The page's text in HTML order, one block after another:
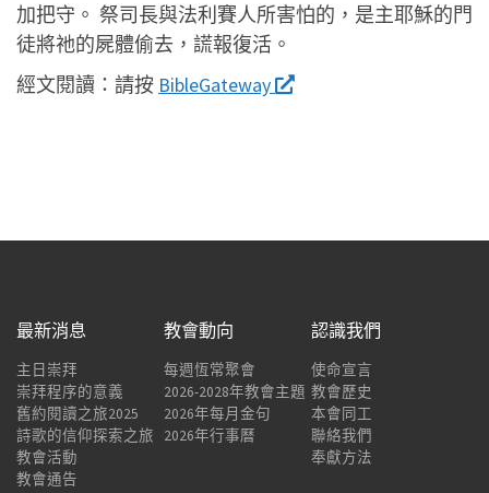
加把守。 祭司長與法利賽人所害怕的，是主耶穌的門
徒將祂的屍體偷去，謊報復活。
經文閱讀： 請按 BibleGateway
最新消息
主日崇拜
崇拜程序的意義
舊約閱讀之旅2025
詩歌的信仰探索之旅
教會活動
教會通告
教會動向
每週恆常聚會
2026-2028年教會主題
2026年每月金句
2026年行事曆
認識我們
使命宣言
教會歷史
本會同工
聯絡我們
奉獻方法